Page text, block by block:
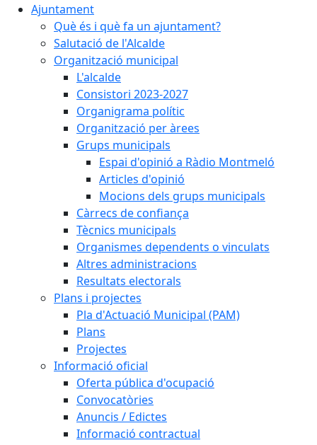
Ajuntament
Què és i què fa un ajuntament?
Salutació de l'Alcalde
Organització municipal
L'alcalde
Consistori 2023-2027
Organigrama polític
Organització per àrees
Grups municipals
Espai d'opinió a Ràdio Montmeló
Articles d'opinió
Mocions dels grups municipals
Càrrecs de confiança
Tècnics municipals
Organismes dependents o vinculats
Altres administracions
Resultats electorals
Plans i projectes
Pla d'Actuació Municipal (PAM)
Plans
Projectes
Informació oficial
Oferta pública d'ocupació
Convocatòries
Anuncis / Edictes
Informació contractual